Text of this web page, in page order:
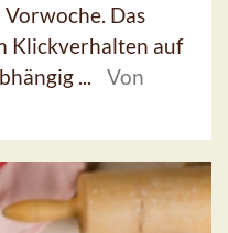
Das
Klickverhalten auf
...
Von